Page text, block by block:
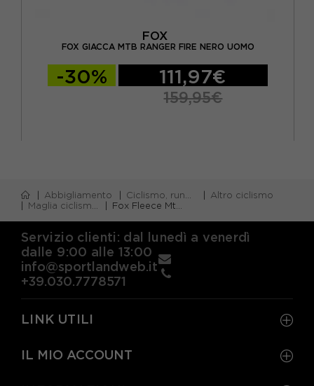
FOX
FOX GIACCA MTB RANGER FIRE NERO UOMO
-30% 111,97€
159,95€
Abbigliamento Ciclismo, running e piscina
Altro ciclismo
Maglia ciclismo m/lunga
Fox Fleece Mtb Shield Stl Gry Uomo
Servizio clienti: dal lunedì a venerdì
dalle 9:00 alle 13:00
info@sportlandweb.it
+39.030.7778571
LINK UTILI
IL MIO ACCOUNT